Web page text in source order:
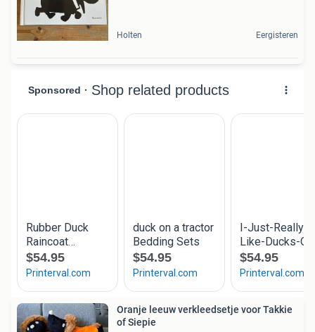
Holten Eergisteren
Oranje leeuw verkleedsetje voor Takkie
of Siepie